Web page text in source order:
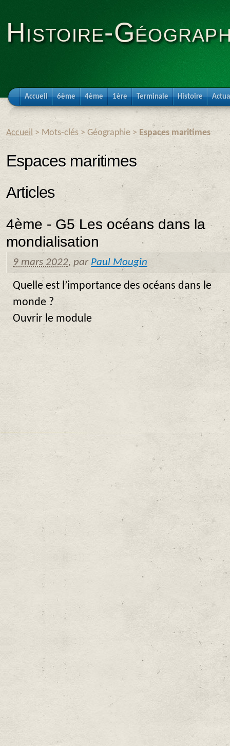
Histoire-
Accueil 6ème 4ème 1ère Terminale Histoire
Accueil > Mots-clés > Géographie > Espaces maritimes
Espaces maritimes
Articles
4ème - G5 Les océans dans la
mondialisation
9 mars 2022, par Paul Mougin
Quelle est l’importance des océans dans le
monde ?
Ouvrir le module